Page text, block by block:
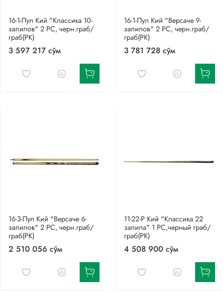
16-1-Пул Кий "Классика 10-
запилов" 2 РС, черн.граб/
граб(РК)
3 597 217 сўм
16-1-Пул Кий "Версаче 9-
запилов" 2 РС, черн.граб/
граб(РК)
3 781 728 сўм
16-3-Пул Кий "Версаче 6-
запилов" 2 РС, черн.граб/
граб(РК)
2 510 056 сўм
11-22-Р Кий "Классика 22
запила" 1 РС,черный граб/
граб(РК)
4 508 900 сўм